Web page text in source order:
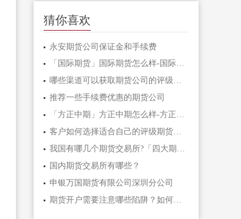
猜你喜欢
永安期货公司保证金和手续费
「国际期货」国际期货怎么样-国际期货开
哪些渠道可以获取期货公司的评级和排名
推荐一些手续费优惠的期货公司
「方正中期」方正中期怎么样-方正中期期
客户如何选择适合自己的评级期货公司？
我国有哪几个期货交易所?「四大期货交易
国内期货交易所有哪些？
申银万国期货有限公司深圳分公司
期货开户需要注意哪些陷阱？如何识别正